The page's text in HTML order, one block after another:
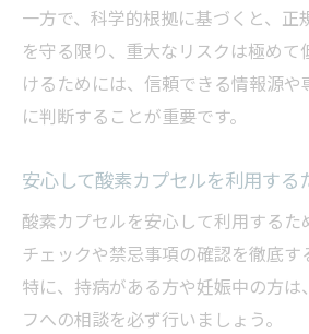
一方で、科学的根拠に基づくと、正
を守る限り、重大なリスクは極めて
けるためには、信頼できる情報源や
に判断することが重要です。
安心して酸素カプセルを利用する
酸素カプセルを安心して利用する
チェックや禁忌事項の確認を徹底す
特に、持病がある方や妊娠中の方は
フへの相談を必ず行いましょう。